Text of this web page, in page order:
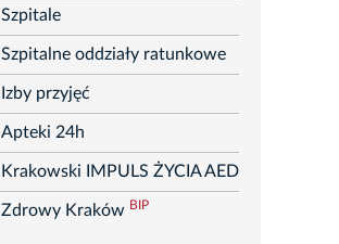
Szpitale
Szpitalne oddziały ratunkowe
Izby przyjęć
Apteki 24h
Krakowski IMPULS ŻYCIA AED
Zdrowy Kraków BIP